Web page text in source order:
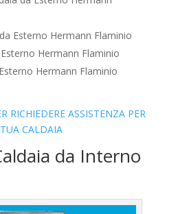
Esterno Hermann Flaminio
Hermann Flaminio
Hermann Flaminio
RICHIEDERE ASSISTENZA PER
CALDAIA
da Interno